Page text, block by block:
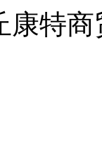
康特